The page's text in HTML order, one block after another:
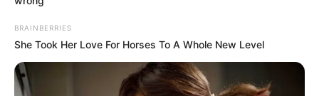
BRAINBERRIES
She Took Her Love For Horses To A Whole New Level